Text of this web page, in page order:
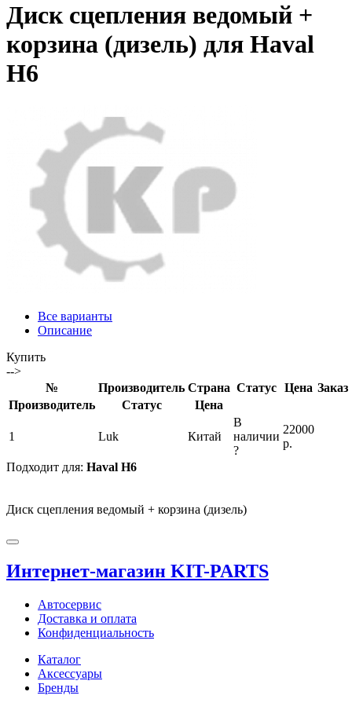
Диск сцепления ведомый +
корзина (дизель) для Haval
H6
Все варианты
Описание
Купить
-->
№
Производитель Страна Статус Цена Заказ
Производитель
Статус Цена
1 Luk Китай
В
наличии
?
22000
р.
Подходит для: Haval H6
Диск сцепления ведомый + корзина (дизель)
Интернет-магазин KIT-PARTS
Автосервис
Доставка и оплата
Конфиденциальность
Каталог
Аксессуары
Бренды